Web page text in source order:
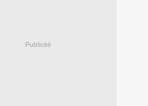
Publicité